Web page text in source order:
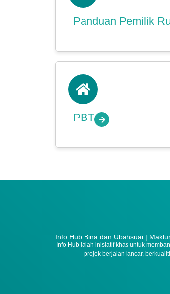
Panduan Pemilik
PBT
Info Hub Bina dan Ubahsuai |
Info Hub ialah inisiatif khas untuk
projek berjalan lancar,